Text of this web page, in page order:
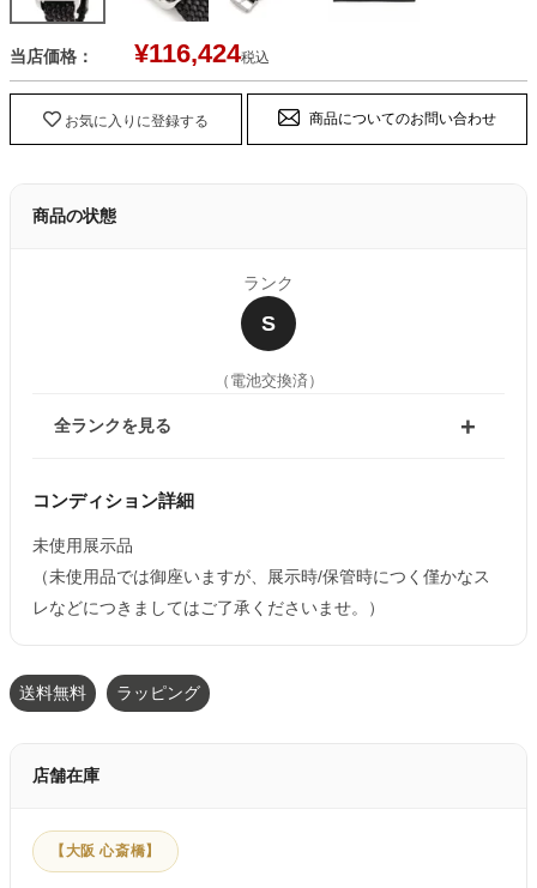
当店価格： ¥116,424税込
お気に入りに登録する 商品についてのお問い合わせ
商品の状態
ランク
S
（電池交換済）
全ランクを見る
コンディション詳細
未使用展示品
（未使用品では御座いますが、展示時/保管時につく僅かなス
レなどにつきましてはご了承くださいませ。）
送料無料 ラッピング
店舗在庫
【大阪 心斎橋】